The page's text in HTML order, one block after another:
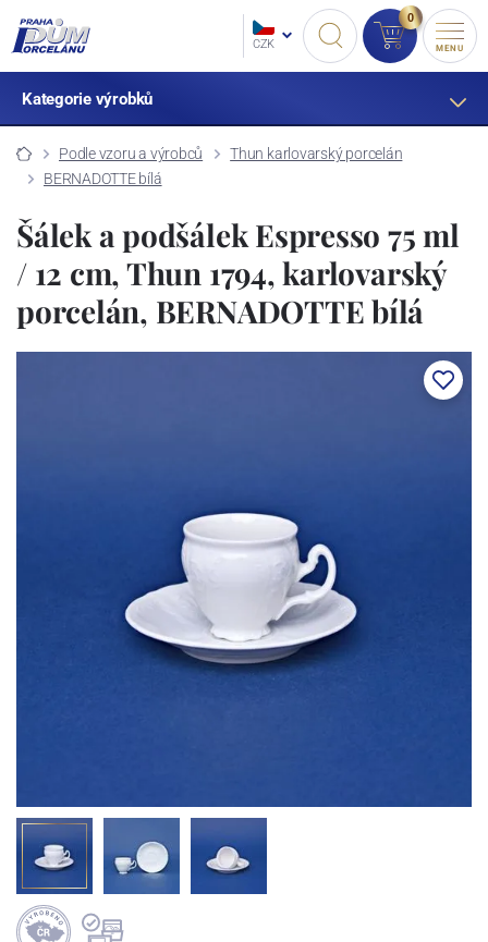
CZK
0
MENU
Kategorie výrobků
Podle vzoru a výrobců
Thun karlovarský porcelán
BERNADOTTE bílá
Šálek a podšálek Espresso 75 ml
/ 12 cm, Thun 1794, karlovarský
porcelán, BERNADOTTE bílá